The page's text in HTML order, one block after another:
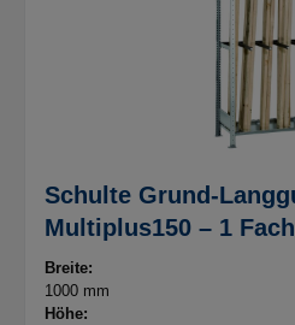
Schulte Grund-
Multiplus150 – 1
Unterteilungsrohre
Breite:
1000 mm
Höhe: